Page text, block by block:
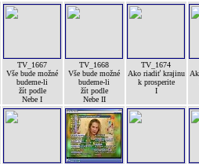
TV_1667
Vše bude možné
budeme-li
žít podle
Nebe I
TV_1668
Vše bude možné
budeme-li
žít podle
Nebe II
TV_1674
Ako riadiť krajinu
k prosperite
I